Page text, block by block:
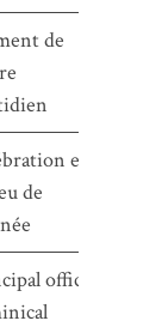
de
en
de
office